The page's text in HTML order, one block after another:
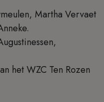
Martha Vervaet
het WZC Ten Rozen